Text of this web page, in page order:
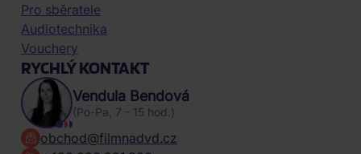
Pro sběratele
Audiotechnika
Vouchery
RYCHLÝ KONTAKT
Vendula Bendová
(Po-Pa, 7 - 15 hod.)
obchod@filmnadvd.cz